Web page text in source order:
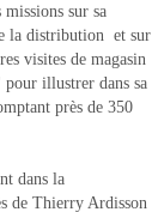
missions sur sa
la distribution et sur
visites de magasin
illustrer dans sa
près de 350
dans la
de Thierry Ardisson